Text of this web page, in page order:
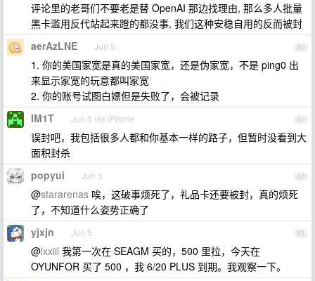
评论里的老哥们不要老是替 OpenAI 那边找理由, 那么多人批量
黑卡滥用反代站起来蹬的都没事, 我们这种安稳自用的反而被封
60
aerAzLNE Jun 5
1. 你的美国家宽是真的美国家宽，还是伪家宽，不是 ping0 出
来显示家宽的玩意都叫家宽
2. 你的账号试图白嫖但是失败了，会被记录
61
IM1T Jun 5 via iPhone
误封吧，我包括很多人都和你基本一样的路子，但暂时没看到大
面积封杀
62
popyui Jun 5
@stararenas 唉，这破事烦死了，礼品卡还要被封，真的烦死
了，不知道什么姿势正确了
63
yjxjn Jun 5
@lxxiil 我第一次在 SEAGM 买的，500 里拉，今天在
OYUNFOR 买了 500 ，我 6/20 PLUS 到期。我观察一下。